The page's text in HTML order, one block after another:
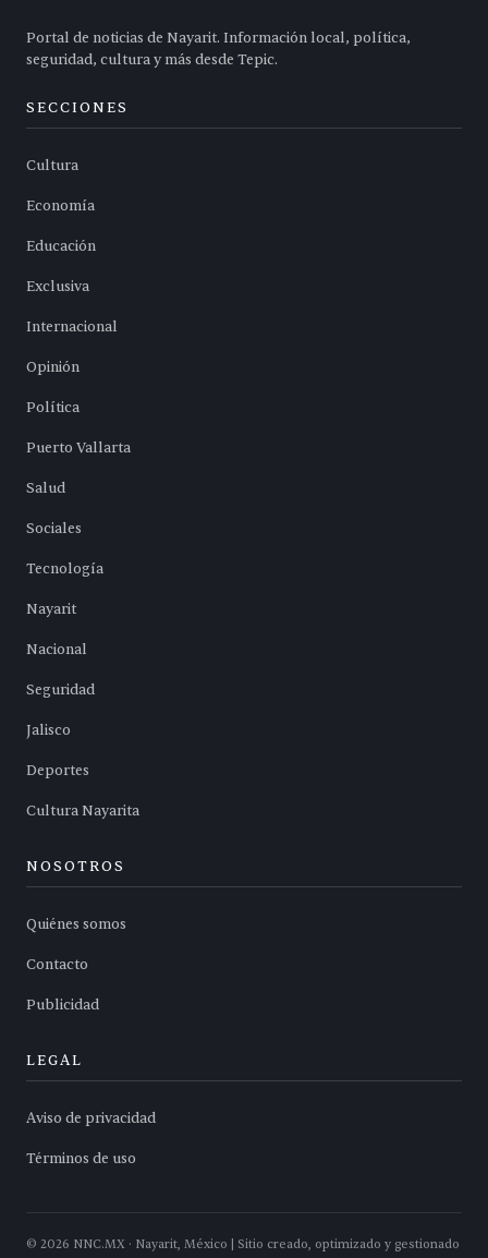
Portal de noticias de Nayarit. Información local, política,
seguridad, cultura y más desde Tepic.
SECCIONES
Cultura
Economía
Educación
Exclusiva
Internacional
Opinión
Política
Puerto Vallarta
Salud
Sociales
Tecnología
Nayarit
Nacional
Seguridad
Jalisco
Deportes
Cultura Nayarita
NOSOTROS
Quiénes somos
Contacto
Publicidad
LEGAL
Aviso de privacidad
Términos de uso
© 2026 NNC.MX · Nayarit, México | Sitio creado, optimizado y gestionado